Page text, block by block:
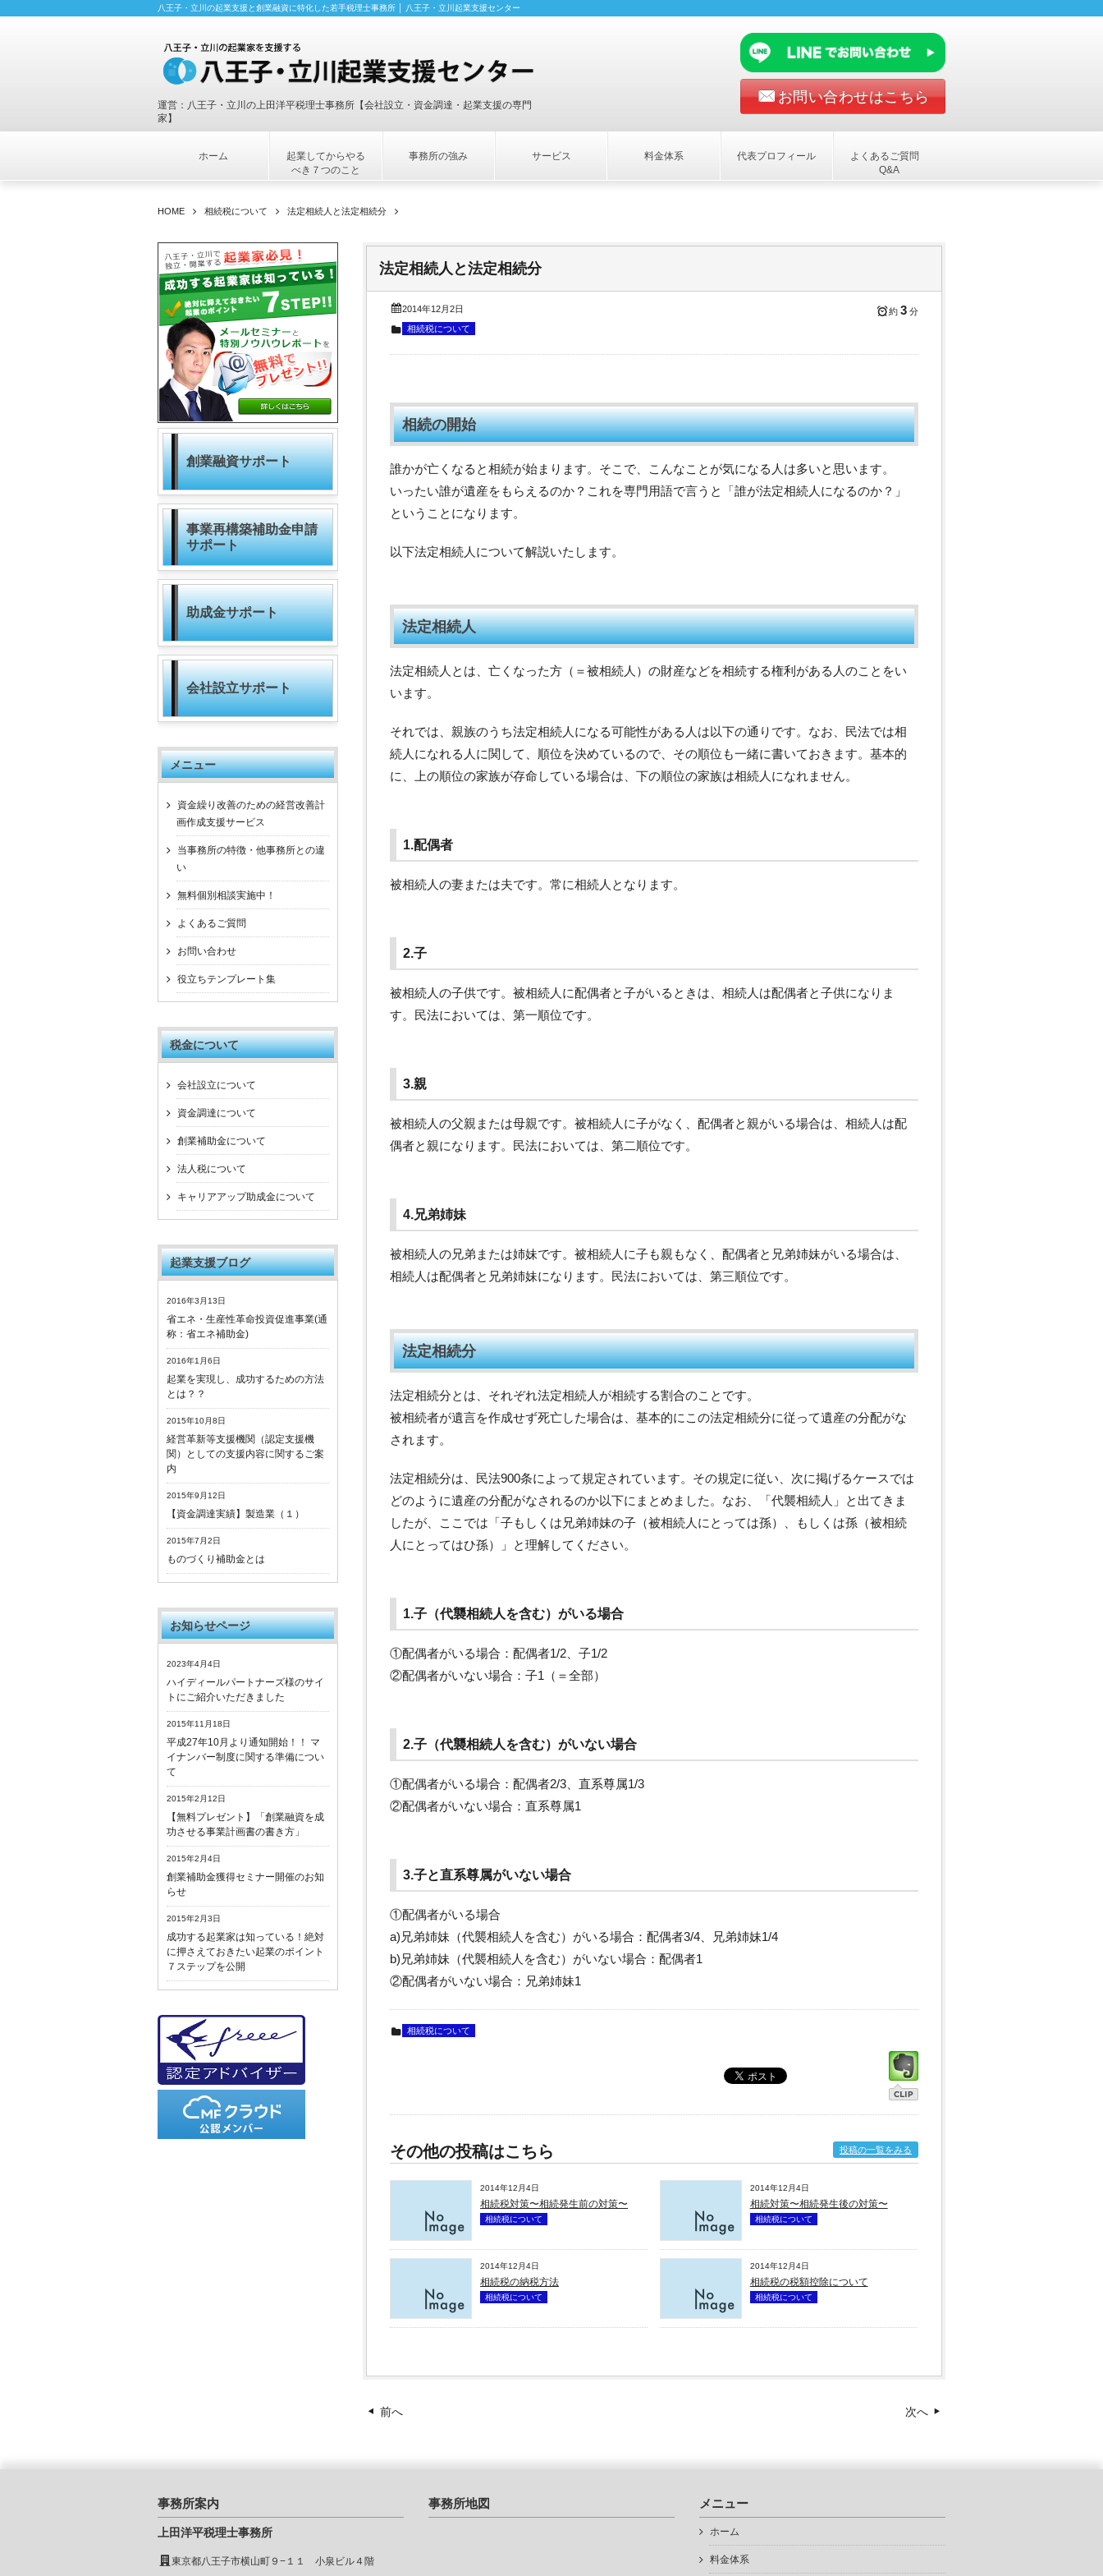
八王子・立川の起業支援と創業融資に特化した若手税理士事務所 │ 八王子・立川起業支援センター
運営：八王子・立川の上田洋平税理士事務所【会社設立・資金調達・起業支援の専門
家】
お問い合わせはこちら
ホーム
起業してからやる
べき７つのこと
事務所の強み サービス 料金体系 代表プロフィール
よくあるご質問
Q&A
HOME 相続税について 法定相続人と法定相続分
法定相続人と法定相続分
2014年12月2日 約 3 分
相続税について
相続の開始
誰かが亡くなると相続が始まります。そこで、こんなことが気になる人は多いと思います。
いったい誰が遺産をもらえるのか？これを専門用語で言うと「誰が法定相続人になるのか？」
ということになります。
以下法定相続人について解説いたします。
法定相続人
法定相続人とは、亡くなった方（＝被相続人）の財産などを相続する権利がある人のことをい
います。
それでは、親族のうち法定相続人になる可能性がある人は以下の通りです。なお、民法では相
続人になれる人に関して、順位を決めているので、その順位も一緒に書いておきます。基本的
に、上の順位の家族が存命している場合は、下の順位の家族は相続人になれません。
1.配偶者
被相続人の妻または夫です。常に相続人となります。
2.子
被相続人の子供です。被相続人に配偶者と子がいるときは、相続人は配偶者と子供になりま
す。民法においては、第一順位です。
3.親
被相続人の父親または母親です。被相続人に子がなく、配偶者と親がいる場合は、相続人は配
偶者と親になります。民法においては、第二順位です。
4.兄弟姉妹
被相続人の兄弟または姉妹です。被相続人に子も親もなく、配偶者と兄弟姉妹がいる場合は、
相続人は配偶者と兄弟姉妹になります。民法においては、第三順位です。
法定相続分
法定相続分とは、それぞれ法定相続人が相続する割合のことです。
被相続者が遺言を作成せず死亡した場合は、基本的にこの法定相続分に従って遺産の分配がな
されます。
法定相続分は、民法900条によって規定されています。その規定に従い、次に掲げるケースでは
どのように遺産の分配がなされるのか以下にまとめました。なお、「代襲相続人」と出てきま
したが、ここでは「子もしくは兄弟姉妹の子（被相続人にとっては孫）、もしくは孫（被相続
人にとってはひ孫）」と理解してください。
1.子（代襲相続人を含む）がいる場合
①配偶者がいる場合：配偶者1/2、子1/2
②配偶者がいない場合：子1（＝全部）
2.子（代襲相続人を含む）がいない場合
①配偶者がいる場合：配偶者2/3、直系尊属1/3
②配偶者がいない場合：直系尊属1
3.子と直系尊属がいない場合
①配偶者がいる場合
a)兄弟姉妹（代襲相続人を含む）がいる場合：配偶者3/4、兄弟姉妹1/4
b)兄弟姉妹（代襲相続人を含む）がいない場合：配偶者1
②配偶者がいない場合：兄弟姉妹1
相続税について
その他の投稿はこちら
2014年12月4日
相続税対策〜相続発生前の対策〜
相続税について
2014年12月4日
相続対策〜相続発生後の対策〜
相続税について
2014年12月4日
相続税の納税方法
相続税について
2014年12月4日
相続税の税額控除について
相続税について
投稿の一覧をみる
前へ 次へ
創業融資サポート
事業再構築補助金申請
サポート
助成金サポート
会社設立サポート
メニュー
資金繰り改善のための経営改善計
画作成支援サービス
当事務所の特徴・他事務所との違
い
無料個別相談実施中！
よくあるご質問
お問い合わせ
役立ちテンプレート集
税金について
会社設立について
資金調達について
創業補助金について
法人税について
キャリアアップ助成金について
起業支援ブログ
2016年3月13日
省エネ・生産性革命投資促進事業(通
称：省エネ補助金)
2016年1月6日
起業を実現し、成功するための方法
とは？？
2015年10月8日
経営革新等支援機関（認定支援機
関）としての支援内容に関するご案
内
2015年9月12日
【資金調達実績】製造業（１）
2015年7月2日
ものづくり補助金とは
お知らせページ
2023年4月4日
ハイディールパートナーズ様のサイ
トにご紹介いただきました
2015年11月18日
平成27年10月より通知開始！！ マ
イナンバー制度に関する準備につい
て
2015年2月12日
【無料プレゼント】「創業融資を成
功させる事業計画書の書き方」
2015年2月4日
創業補助金獲得セミナー開催のお知
らせ
2015年2月3日
成功する起業家は知っている！絶対
に押さえておきたい起業のポイント
７ステップを公開
事務所案内
上田洋平税理士事務所
東京都八王子市横山町９−１１ 小泉ビル４階
事務所地図 メニュー
ホーム
料金体系